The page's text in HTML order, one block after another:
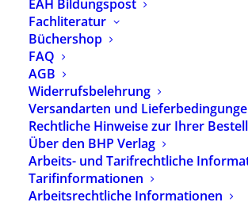
EAH Bildungspost
Fachliteratur
Büchershop
FAQ
AGB
Widerrufsbelehrung
Versandarten und
Rechtliche Hinweise zur Ihrer
Über den BHP Verlag
Arbeits- und Tarifrechtliche
Tarifinformationen
Arbeitsrechtliche Informationen
inkl. 7 % MwSt.
Autorin:
Christina Saroka entwickelt in dieser
eine verstehensorientierte Diagnostik für
heilpädagogische Arbeit. Dabei wird der
einem Verfahren unterzogen, sondern in
gemeinsamen Prozess der Analyse seiner
individuellen Bedingungen einbezogen.
Paul Moors Konzeption von
Grundlage herangezogen.